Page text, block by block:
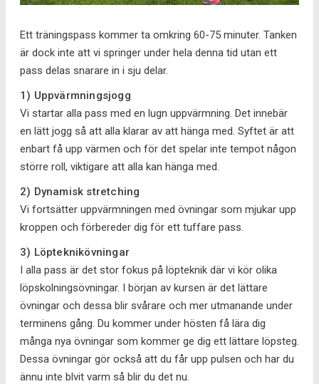
Ett träningspass kommer ta omkring 60-75 minuter. Tanken
är dock inte att vi springer under hela denna tid utan ett
pass delas snarare in i sju delar.
1) Uppvärmningsjogg
Vi startar alla pass med en lugn uppvärmning. Det innebär
en lätt jogg så att alla klarar av att hänga med. Syftet är att
enbart få upp värmen och för det spelar inte tempot någon
större roll, viktigare att alla kan hänga med.
2) Dynamisk stretching
Vi fortsätter uppvärmningen med övningar som mjukar upp
kroppen och förbereder dig för ett tuffare pass.
3) Löpteknikövningar
I alla pass är det stor fokus på löpteknik där vi kör olika
löpskolningsövningar. I början av kursen är det lättare
övningar och dessa blir svårare och mer utmanande under
terminens gång. Du kommer under hösten få lära dig
många nya övningar som kommer ge dig ett lättare löpsteg.
Dessa övningar gör också att du får upp pulsen och har du
ännu inte blvit varm så blir du det nu.